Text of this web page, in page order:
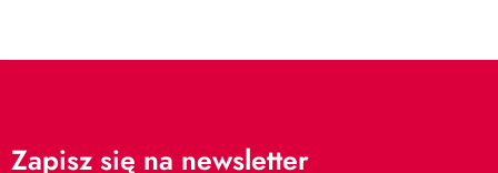
Zapisz się na newsletter